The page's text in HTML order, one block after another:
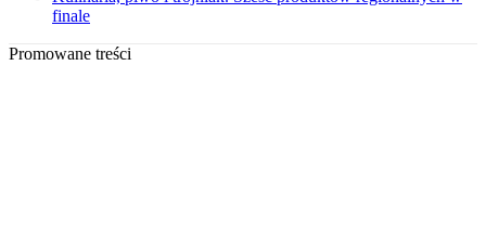
finale
Promowane treści